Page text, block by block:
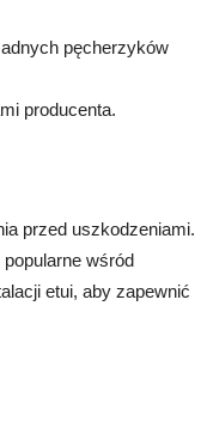
pęcherzyków
producenta.
przed uszkodzeniami.
wśród
etui, aby zapewnić